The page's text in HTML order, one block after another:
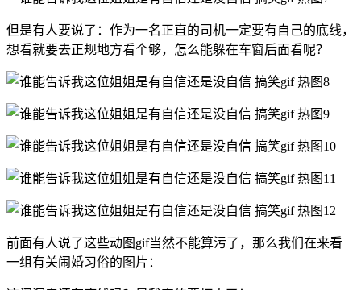
但是有人要说了：作为一名正直的司机一定要有自己的底线，
想看就要去正规地方看个够，怎么能躲在车窗后面看呢？
前面有人说了这些动图gif当然不能算污了，那么我们在来看
一组有关闹婚习俗的图片：